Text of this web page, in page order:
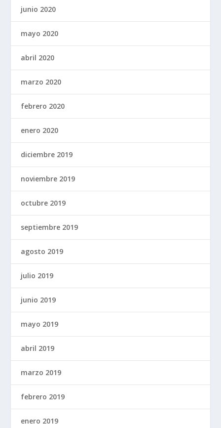
junio 2020
mayo 2020
abril 2020
marzo 2020
febrero 2020
enero 2020
diciembre 2019
noviembre 2019
octubre 2019
septiembre 2019
agosto 2019
julio 2019
junio 2019
mayo 2019
abril 2019
marzo 2019
febrero 2019
enero 2019